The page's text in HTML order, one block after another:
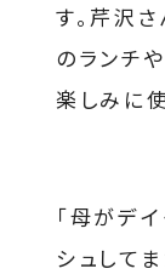
す。芹沢
のランチ
楽しみに
「母がデ
シュして